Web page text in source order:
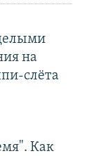
на
слёта
Как